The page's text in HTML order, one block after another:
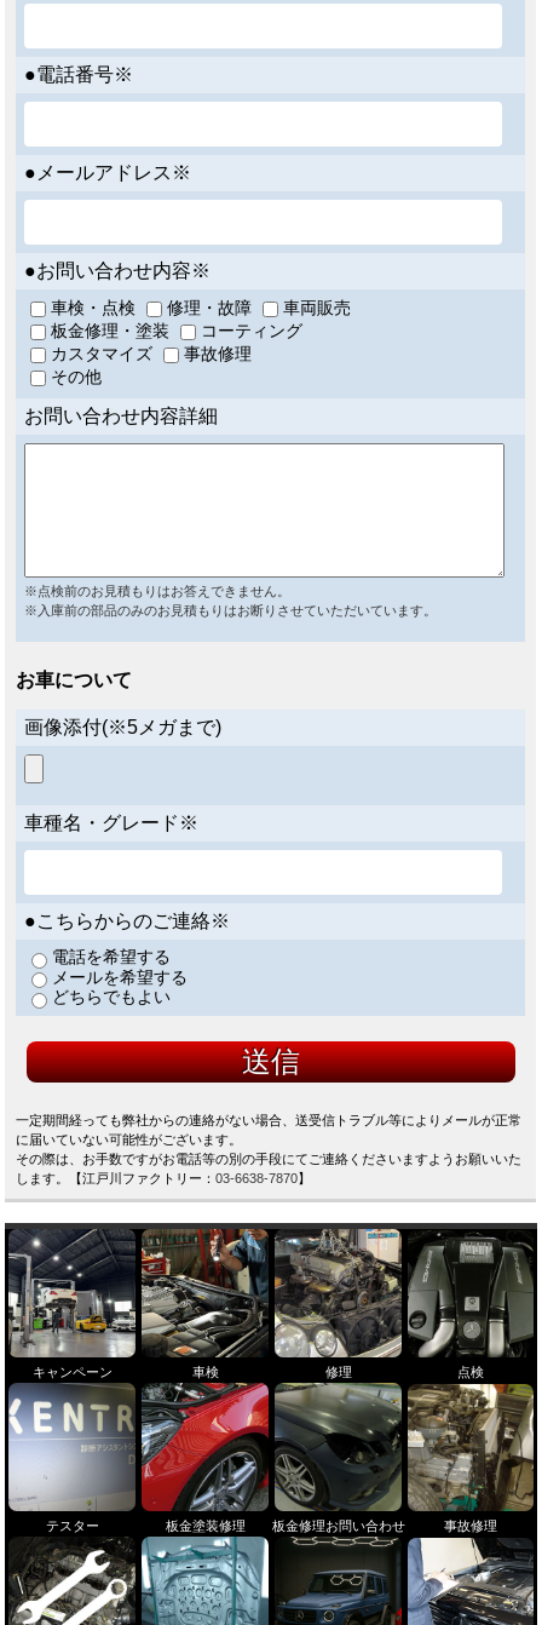
●電話番号※
●メールアドレス※
●お問い合わせ内容※
車検・点検 修理・故障
車両販売
板金修理・塗装
コーティング
カスタマイズ
事故修理
その他
お問い合わせ内容詳細
※点検前のお見積もりはお答えできません。
※入庫前の部品のみのお見積もりはお断りさせていただいています。
お車について
画像添付(※5メガまで)
車種名・グレード※
●こちらからのご連絡※
電話を希望する
メールを希望する
どちらでもよい
一定期間経っても弊社からの連絡がない場合、送受信トラブル等によりメールが正常
に届いていない可能性がございます。
その際は、お手数ですがお電話等の別の手段にてご連絡くださいますようお願いいた
します。【江戸川ファクトリー：03-6638-7870】
キャンペーン 車検 修理 点検
テスター 板金塗装修理 板金修理お問い合わせ 事故修理